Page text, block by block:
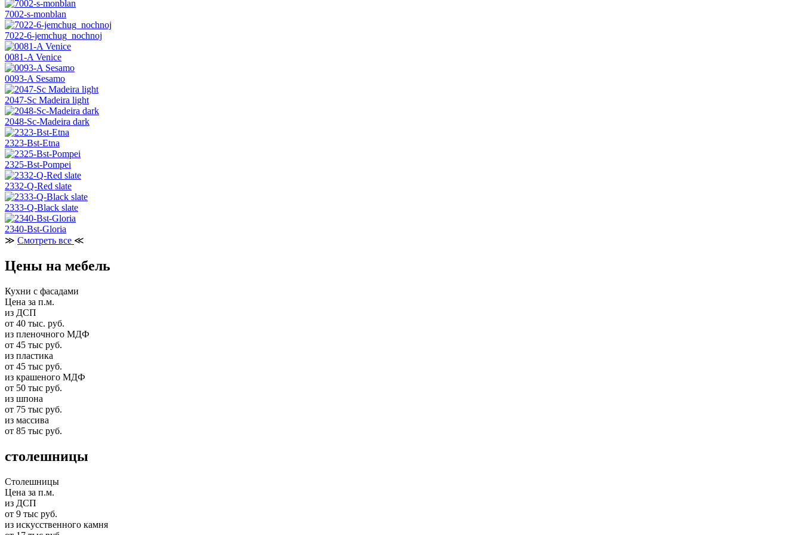
7002-s-monblan
7022-6-jemchug_nochnoj
0081-A Venice
0093-A Sesamo
2047-Sc Madeira light
2048-Sc-Madeira dark
2323-Bst-Etna
2325-Bst-Pompei
2332-Q-Red slate
2333-Q-Black slate
2340-Bst-Gloria
≫ Смотреть все ≪
Цены на мебель
Кухни с фасадами
Цена за п.м.
из ДСП
от 40 тыс. руб.
из пленочного МДФ
от 45 тыс руб.
из пластика
от 45 тыс руб.
из крашеного МДФ
от 50 тыс руб.
из шпона
от 75 тыс руб.
из массива
от 85 тыс руб.
столешницы
Столешницы
Цена за п.м.
из ДСП
от 9 тыс руб.
из искусственного камня